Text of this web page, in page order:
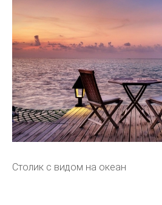
Столик с видом на океан